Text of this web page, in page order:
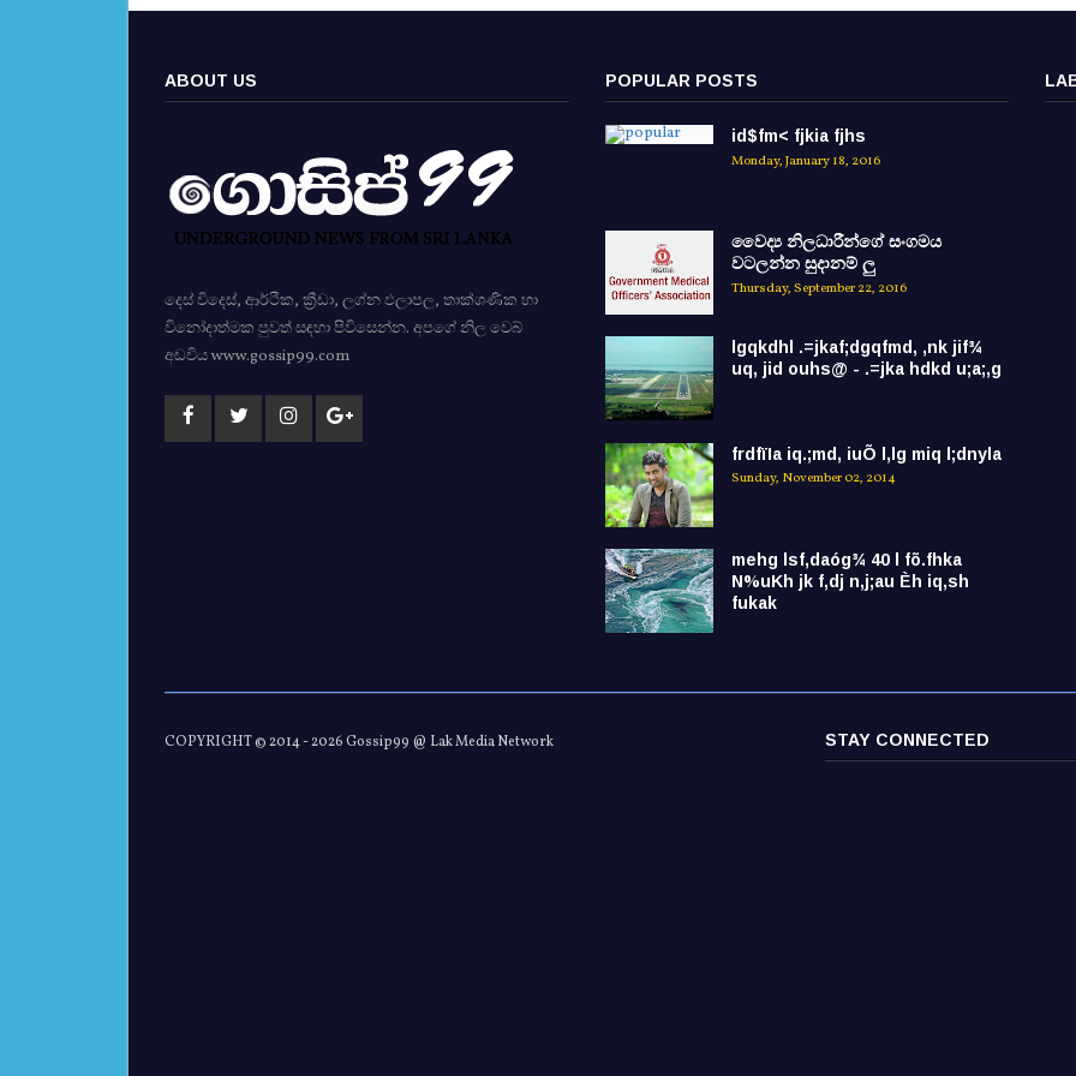
ABOUT US
දෙස් විදෙස්, ආර්ථික, ක්‍රීඩා, ලග්න ඵලාපල, තාක්ශණික හා
විනෝදාත්මක පුවත් සඳහා පිවිසෙන්න. අපගේ නිල වෙබ්
අඩවිය www.gossip99.com
POPULAR POSTS
id$fm< fjkia fjhs
Monday, January 18, 2016
වෛද්‍ය නිලධාරීන්ගේ සංගමය
වටලන්න සුදානම් ලු
Thursday, September 22, 2016
lgqkdhl .=jkaf;dgqfmd, ,nk jif¾
uq, jid ouhs@ - .=jka hdkd u;a;,g
frdfïIa iq.;md, iuÕ l,lg miq l;dnyla
Sunday, November 02, 2014
mehg lsf,daóg¾ 40 l fõ.fhka
N%uKh jk f,dj n,j;au Èh iq,sh
fukak
COPYRIGHT © 2014 -2026 Gossip99 @ Lak Media Network STAY CONNECTED